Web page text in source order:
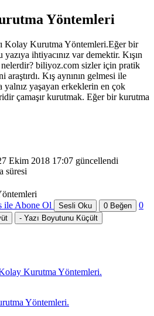
Yöntemleri
Kolay Kurutma Yöntemleri.Eğer bir
ihtiyacınız var demektir. Kışın
nelerdir? biliyoz.com sizler için pratik
Kış aynının gelmesi ile
yalnız yaşayan erkeklerin en çok
çamaşır kurutmak. Eğer bir kurutma
Ekim 2018 17:07 güncellendi
süresi
ile Abone Ol Sesli Oku 0 Beğen
0
- Yazı Boyutunu Küçült
Kolay Kurutma Yöntemleri.
Yöntemleri.